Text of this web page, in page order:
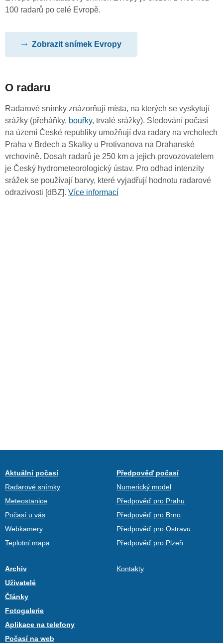
100 radarů po celé Evropě.
Zobrazit snímek Evropy
O radaru
Radarové snímky znázorňují místa, na kterých se vyskytují
srážky (přeháňky, bouřky, trvalé srážky). Sledování počasí
na území České republiky umožňují dva radary na vrcholech
Praha v Brdech a Skalky u Protivanova na Drahanské
vrchovině. Dosah radarů je 250 km a jejich provozovatelem
je Český hydrometeorologický ústav. Pro odhad intenzity
srážek se používají barvy, které vyjadřují hodnotu radarové
odrazivosti [dBZ]. Více informací
Aktuální počasí
Radarové snímky
Meteostanice
Počasí u vás
Webkamery
Teplotní mapa
Předpověď počasí
Numerický model
Předpověď pro Prahu
Předpověď pro Brno
Předpověď pro Ostravu
Předpověď pro Plzeň
Archiv
Uživatelé
Články
Fotogalerie
Aplikace na telefony
Počasí na web
Kontakty